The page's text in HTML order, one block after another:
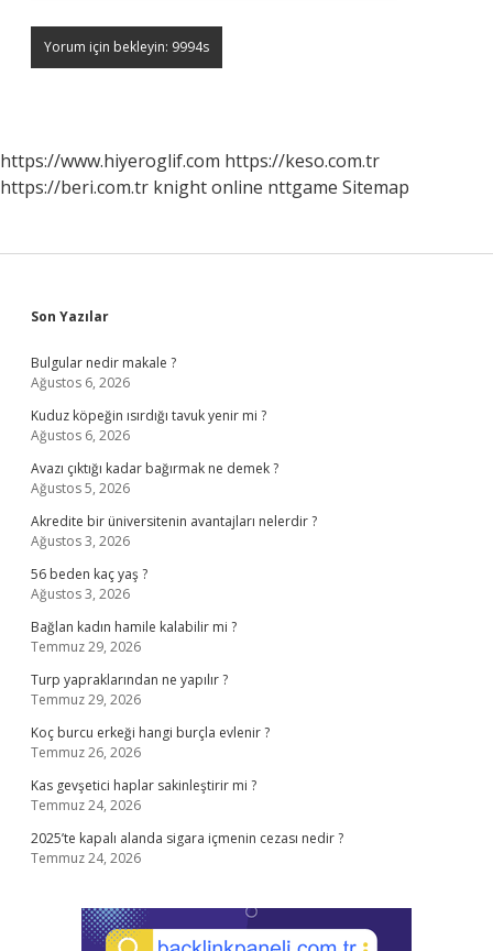
https://www.hiyeroglif.com https://keso.com.tr
https://beri.com.tr knight online nttgame Sitemap
Sidebar
Son Yazılar
Bulgular nedir makale ?
Ağustos 6, 2026
Kuduz köpeğin ısırdığı tavuk yenir mi ?
Ağustos 6, 2026
Avazı çıktığı kadar bağırmak ne demek ?
Ağustos 5, 2026
Akredite bir üniversitenin avantajları nelerdir ?
Ağustos 3, 2026
56 beden kaç yaş ?
Ağustos 3, 2026
Bağlan kadın hamile kalabilir mi ?
Temmuz 29, 2026
Turp yapraklarından ne yapılır ?
Temmuz 29, 2026
Koç burcu erkeği hangi burçla evlenir ?
Temmuz 26, 2026
Kas gevşetici haplar sakinleştirir mi ?
Temmuz 24, 2026
2025’te kapalı alanda sigara içmenin cezası nedir ?
Temmuz 24, 2026